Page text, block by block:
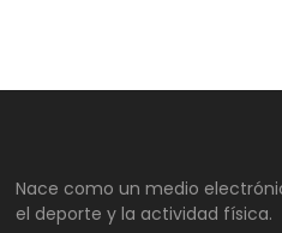
Nace como un medio
el deporte y la actividad física.